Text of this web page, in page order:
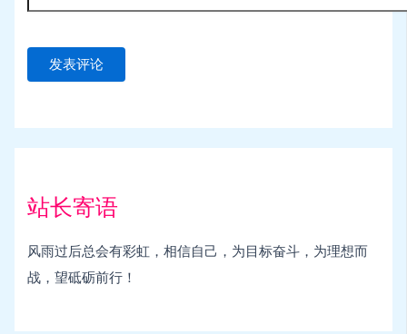
站长寄语
风雨过后总会有彩虹，相信自己，为目标奋斗，为理想而
战，望砥砺前行！